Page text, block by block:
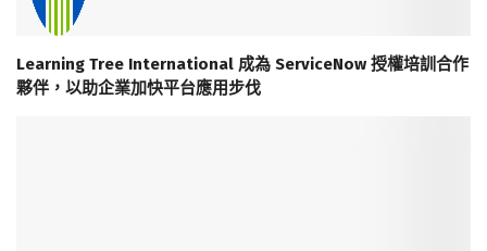
Learning Tree International 成為 ServiceNow 授權培訓合作
夥伴，以助企業加快平台應用步伐